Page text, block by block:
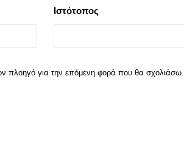
Ιστότοπος
πλοηγό για την επόμενη φορά που θα σχολιάσω.